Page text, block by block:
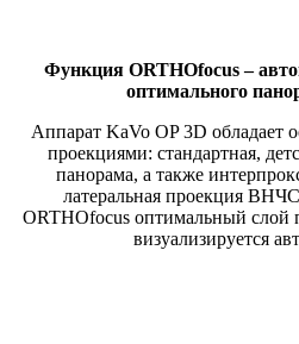
Функция ORTHOfocus –
оптимального
Аппарат KaVo OP 3D
проекциями: стандартная,
панорама, а также
латеральная проекция
ORTHOfocus оптимальный слой
визуализируется